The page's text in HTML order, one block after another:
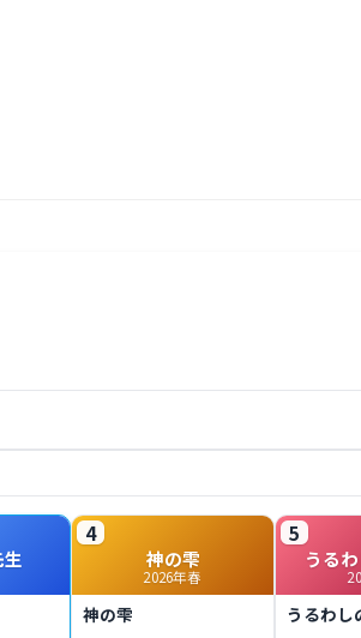
4
神の雫
2026年春
神の雫
5
うる
うるわし